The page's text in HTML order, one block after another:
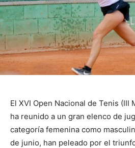
El XVI Open Nacional de Tenis (III
ha reunido a un gran elenco de
categoría femenina como
de junio, han peleado por el